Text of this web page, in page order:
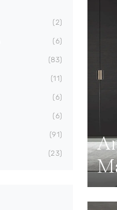
2
6
83
11
6
6
91
23